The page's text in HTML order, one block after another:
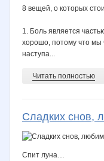
8 вещей, о которых
1. Боль является
хорошо, потому что мы
наступа...
Читать полностью
Сладких снов,
Спит луна…